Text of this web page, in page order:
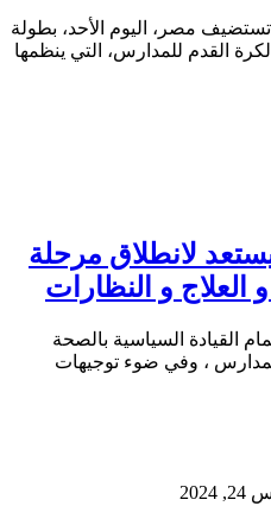
مصر، اليوم الأحد، بطولة
القدم للمدارس، التي ينظمها
لانطلاق مرحلة
العلاج و النظارات
القيادة السياسية بالصحة
المدارس ، وفي ضوء توجيهات